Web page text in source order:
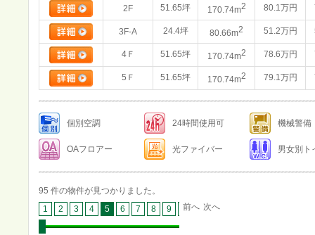
2F 51.65坪 170.74m2 80.1万円
3F-A 24.4坪 80.66m2 51.2万円
4Ｆ 51.65坪 170.74m2 78.6万円
5Ｆ 51.65坪 170.74m2 79.1万円
個別空調 24時間使用可 機械警備
OAフロアー 光ファイバー 男女別ト
95 件の物件が見つかりました。
1
2 3 4 5 6 7 8 9 10
前へ 次へ